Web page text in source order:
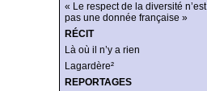
« Le respect de la diversité n’est
pas une donnée française »
RÉCIT
Là où il n’y a rien
Lagardère²
REPORTAGES